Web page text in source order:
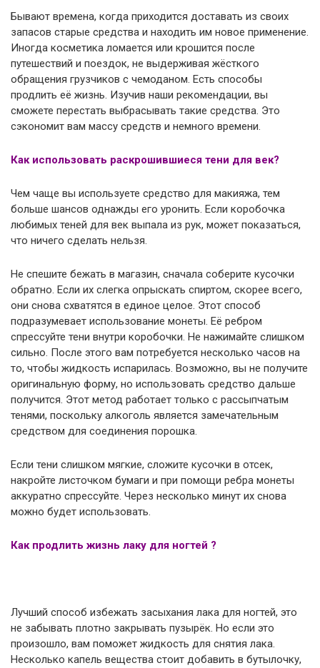
Бывают времена, когда приходится доставать из своих
запасов старые средства и находить им новое применение.
Иногда косметика ломается или крошится после
путешествий и поездок, не выдерживая жёсткого
обращения грузчиков с чемоданом. Есть способы
продлить её жизнь. Изучив наши рекомендации, вы
сможете перестать выбрасывать такие средства. Это
сэкономит вам массу средств и немного времени.
Как использовать раскрошившиеся тени для век?
Чем чаще вы используете средство для макияжа, тем
больше шансов однажды его уронить. Если коробочка
любимых теней для век выпала из рук, может показаться,
что ничего сделать нельзя.
Не спешите бежать в магазин, сначала соберите кусочки
обратно. Если их слегка опрыскать спиртом, скорее всего,
они снова схватятся в единое целое. Этот способ
подразумевает использование монеты. Её ребром
спрессуйте тени внутри коробочки. Не нажимайте слишком
сильно. После этого вам потребуется несколько часов на
то, чтобы жидкость испарилась. Возможно, вы не получите
оригинальную форму, но использовать средство дальше
получится. Этот метод работает только с рассыпчатым
тенями, поскольку алкоголь является замечательным
средством для соединения порошка.
Если тени слишком мягкие, сложите кусочки в отсек,
накройте листочком бумаги и при помощи ребра монеты
аккуратно спрессуйте. Через несколько минут их снова
можно будет использовать.
Как продлить жизнь лаку для ногтей ?
Лучший способ избежать засыхания лака для ногтей, это
не забывать плотно закрывать пузырёк. Но если это
произошло, вам поможет жидкость для снятия лака.
Несколько капель вещества стоит добавить в бутылочку,